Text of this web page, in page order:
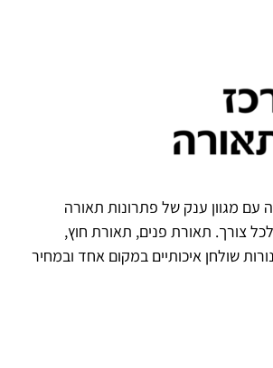
עם מגוון ענק של פתרונות תאורה
צורך. תאורת פנים, תאורת חוץ,
שולחן איכותיים במקום אחד ובמחיר